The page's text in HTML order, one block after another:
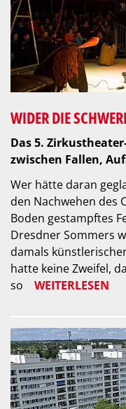
WIDER DIE
Das 5.
zwischen Fallen,
Wer hätte daran
den Nachwehen des
Boden gestampftes
Dresdner Sommers
damals
hatte keine Zweifel,
so
WEITERLESEN